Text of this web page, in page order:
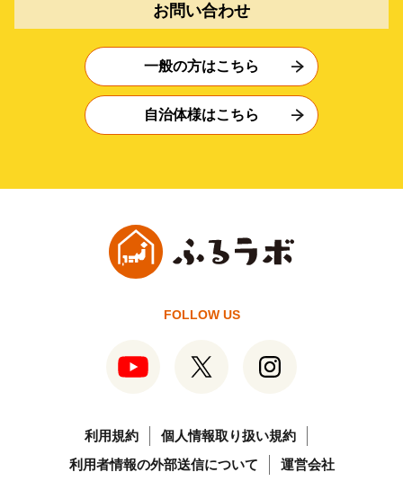
お問い合わせ
一般の方はこちら
自治体様はこちら
FOLLOW US
利用規約
個人情報取り扱い規約
利用者情報の外部送信について
運営会社